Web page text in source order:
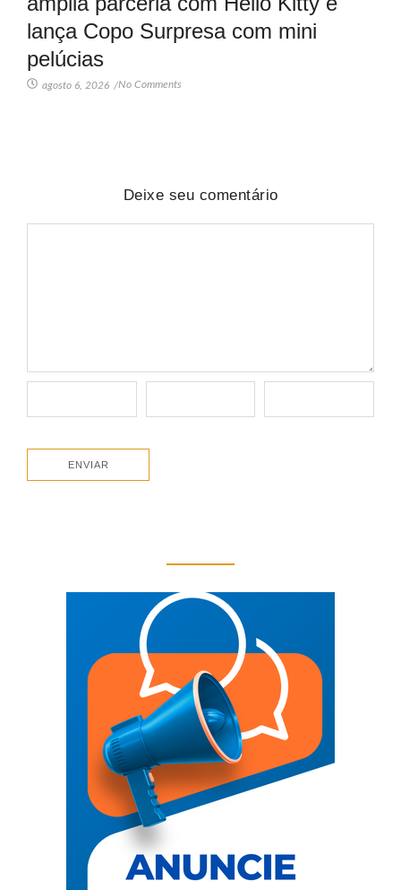
lança Copo Surpresa com mini
pelúcias
agosto 6, 2026 /No Comments
Deixe seu comentário